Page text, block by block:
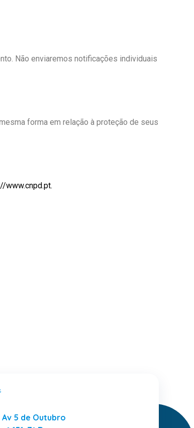
Não enviaremos notificações individuais
forma em relação à proteção de seus
www.cnpd.pt.
Av 5 de Outubro